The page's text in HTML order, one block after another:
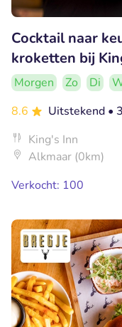
Cocktail naar
kroketten bij
Morgen Zo Di
8.6
Uitstekend •
King's Inn
Alkmaar (0km)
Verkocht: 100